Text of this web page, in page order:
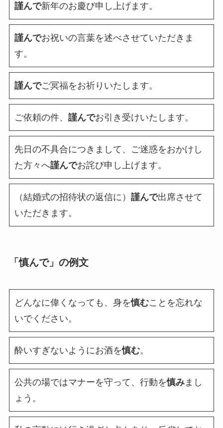
謹んで新年のお慶び申し上げます。
謹んでお祝いの言葉を述べさせていただきま
す。
謹んでご冥福をお祈りいたします。
ご依頼の件、 謹んでお引き受けいたします。
先日の不具合につきまして、ご迷惑をおかけし
た方々へ謹んでお詫び申し上げます。
（結婚式の招待状の返信に） 謹んで出席させて
いただきます。
「慎んで」の例文
どんなに偉くなっても、身を慎むことを忘れな
いでください。
酔いすぎないようにお酒を慎む。
公共の場ではマナーを守って、行動を慎みまし
ょう。